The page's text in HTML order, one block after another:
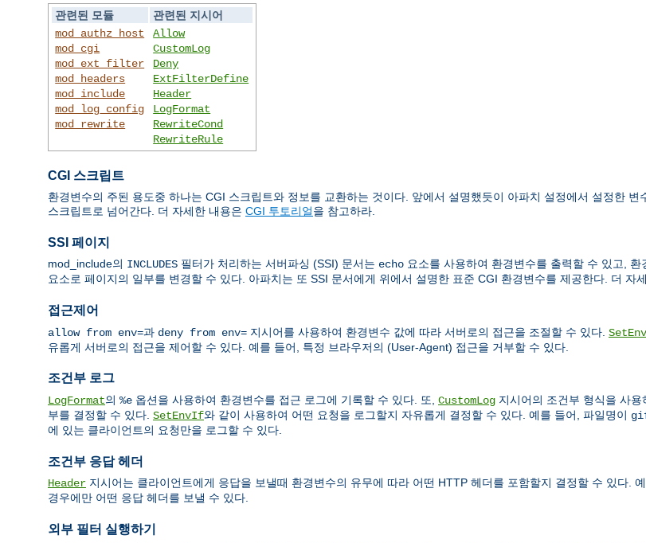
관련된 모듈
관련된 지시어
mod_authz_host
mod_cgi
mod_ext_filter
mod_headers
mod_include
mod_log_config
mod_rewrite
Allow
CustomLog
Deny
ExtFilterDefine
Header
LogFormat
RewriteCond
RewriteRule
CGI 스크립트
환경변수의 주된 용도중 하나는 CGI 스크립트와 정보를 교환하는 것이다. 앞에서 설명했듯이 아파치 설정에서 설정한
스크립트로 넘어간다. 더 자세한 내용은 CGI 투토리얼을 참고하라.
SSI 페이지
mod_include의 INCLUDES 필터가 처리하는 서버파싱 (SSI) 문서는 echo 요소를 사용하여 환경변수를 출력할 수 있고,
요소로 페이지의 일부를 변경할 수 있다. 아파치는 또 SSI 문서에게 위에서 설명한 표준 CGI 환경변수를 제공한다. 더 자
접근제어
allow from env=과 deny from env= 지시어를 사용하여 환경변수 값에 따라 서버로의 접근을 조절할 수 있다.
유롭게 서버로의 접근을 제어할 수 있다. 예를 들어, 특정 브라우저의 (User-Agent) 접근을 거부할 수 있다.
조건부 로그
LogFormat의 %e 옵션을 사용하여 환경변수를 접근 로그에 기록할 수 있다. 또, CustomLog 지시어의 조건부 형식을 사
부를 결정할 수 있다. SetEnvIf와 같이 사용하여 어떤 요청을 로그할지 자유롭게 결정할 수 있다. 예를 들어, 파일명이
에 있는 클라이언트의 요청만을 로그할 수 있다.
조건부 응답 헤더
Header 지시어는 클라이언트에게 응답을 보낼때 환경변수의 유무에 따라 어떤 HTTP 헤더를 포함할지 결정할 수 있다.
경우에만 어떤 응답 헤더를 보낼 수 있다.
외부 필터 실행하기